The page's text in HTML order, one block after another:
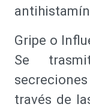
Gripe o
Se
través de